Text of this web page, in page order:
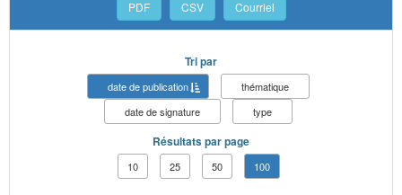
PDF CSV Courriel
Tri par
date de publication
thématique
date de signature
type
Résultats par page
10 25 50 100